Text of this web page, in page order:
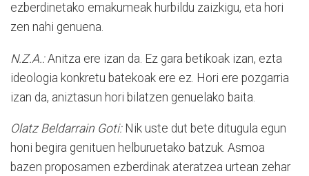
ezberdinetako emakumeak hurbildu zaizkigu, eta hori
zen nahi genuena.
N.Z.A.:Anitza ere izan da. Ez gara betikoak izan, ezta
ideologia konkretu batekoak ere ez. Hori ere pozgarria
izan da, aniztasun hori bilatzen genuelako baita.
Olatz Beldarrain Goti:Nik uste dut bete ditugula egun
honi begira genituen helburuetako batzuk. Asmoa
bazen proposamen ezberdinak ateratzea urtean zehar